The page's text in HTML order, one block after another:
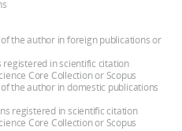
the author in foreign publications or
in scientific citation
Core Collection or Scopus
the author in domestic publications
registered in scientific citation
Core Collection or Scopus